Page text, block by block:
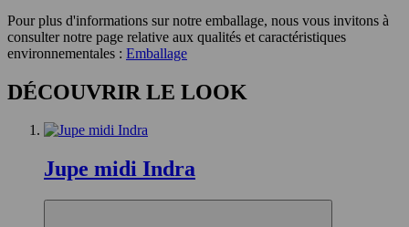
Pour plus d'informations sur notre emballage, nous vous invitons à
consulter notre page relative aux qualités et caractéristiques
environnementales : Emballage
DÉCOUVRIR LE LOOK
Jupe midi Indra